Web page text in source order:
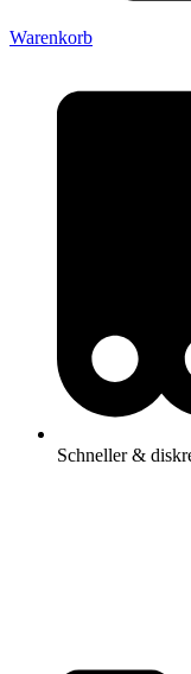
Warenkorb
Schneller &